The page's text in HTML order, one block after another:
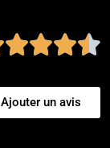
Ajouter un avis